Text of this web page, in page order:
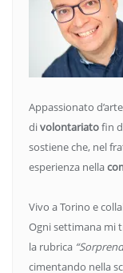
Appassionato
divolontariatofin
sostiene che, nel
esperienza nella
Vivo a Torino e
Ogni settimana mi
la rubrica
cimentando nella